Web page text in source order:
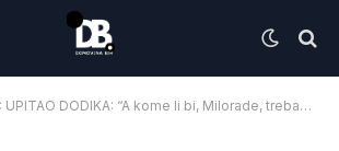
“A kome li bi, Milorade, trebao ti da se vratiš, koji genetski potičeš od J1 haplogrupe iz Saudijske Arabije?”